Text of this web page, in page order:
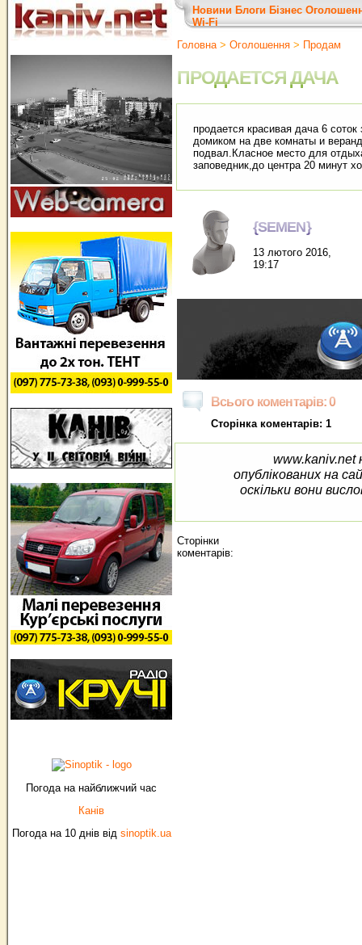
Погода на найближчий час
Канів
Погода на 10 днів від sinoptik.ua
Новини Блоги Бізнес
Wi-Fi
Головна> Оголошення > Продам
ПРОДАЕТСЯ ДАЧА
продается красивая дача 6
домиком на две комнаты и
подвал.Класное место для
заповедник,до центра 20 минут
{SEMEN}
13 лютого 2016,
19:17
Всього коментарів: 0
Сторінка коментарів: 1
www.kaniv.net
опублікованих на
оскільки вони
Сторінки
коментарів: